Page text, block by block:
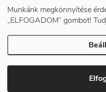
Munkánk megkönnyítése
„ELFOGADOM” gombot!
Facebook
Copyright 2026DUAL BP